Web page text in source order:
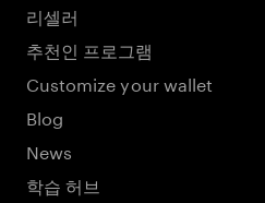
리셀러
추천인 프로그램
Customize your wallet
Blog
News
학습 허브